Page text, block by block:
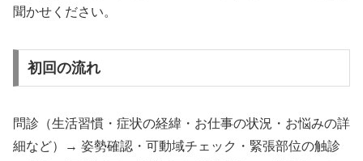
聞かせください。
初回の流れ
問診（生活習慣・症状の経緯・お仕事の状況・お悩みの詳
細など）→ 姿勢確認・可動域チェック・緊張部位の触診